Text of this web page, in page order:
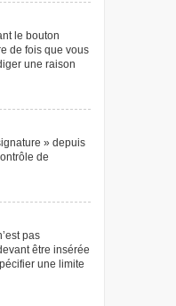
le bouton
de fois que vous
une raison
» depuis
de
pas
être insérée
une limite